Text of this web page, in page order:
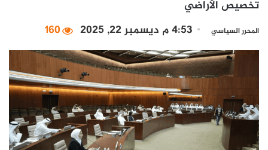
تخصيص الأراضي
المحرر السياسي 4:53 م ديسمبر 22, 2025 160